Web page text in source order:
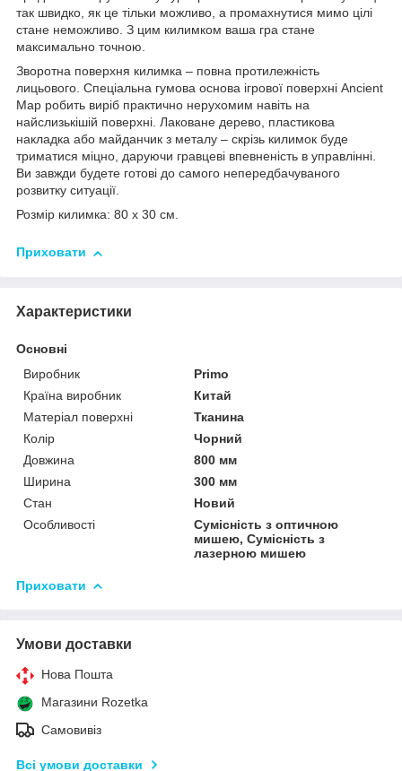
так швидко, як це тільки можливо, а промахнутися мимо цілі
стане неможливо. З цим килимком ваша гра стане
максимально точною.
Зворотна поверхня килимка – повна протилежність
лицьового. Спеціальна гумова основа ігрової поверхні Ancient
Map робить виріб практично нерухомим навіть на
найслизькішій поверхні. Лаковане дерево, пластикова
накладка або майданчик з металу – скрізь килимок буде
триматися міцно, даруючи гравцеві впевненість в управлінні.
Ви завжди будете готові до самого непередбачуваного
розвитку ситуації.
Розмір килимка: 80 х 30 см.
Приховати
Характеристики
Основні
Виробник
Primo
Країна виробник
Китай
Матеріал поверхні
Тканина
Колір
Чорний
Довжина
800 мм
Ширина
300 мм
Стан
Новий
Особливості
Сумісність з оптичною
мишею, Сумісність з
лазерною мишею
Приховати
Умови доставки
Нова Пошта
Магазини Rozetka
Самовивіз
Всі умови доставки